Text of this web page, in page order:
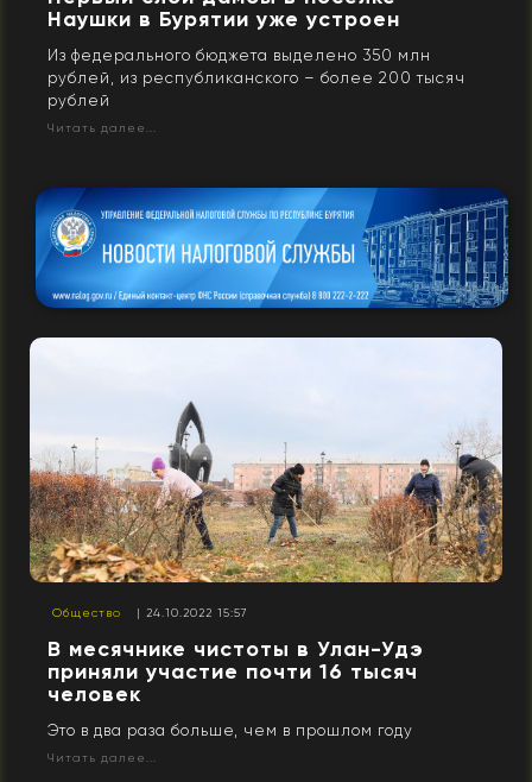
Наушки в Бурятии уже устроен
Из федерального бюджета выделено 350 млн
рублей, из республиканского – более 200 тысяч
рублей
Читать далее...
Общество | 24.10.2022 15:57
В месячнике чистоты в Улан-Удэ
приняли участие почти 16 тысяч
человек
Это в два раза больше, чем в прошлом году
Читать далее...